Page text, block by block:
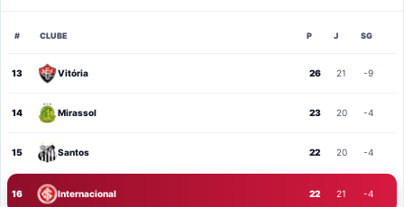
# CLUBE P J SG
13 Vitória 26 21 -9
14 Mirassol 23 20 -4
15 Santos 22 20 -4
16 Internacional 22 21 -4